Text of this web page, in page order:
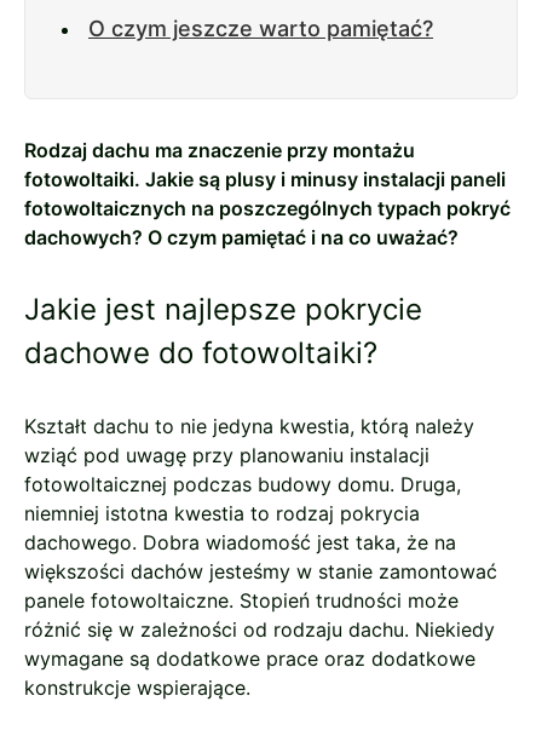
O czym jeszcze warto pamiętać?
Rodzaj dachu ma znaczenie przy montażu
fotowoltaiki. Jakie są plusy i minusy instalacji paneli
fotowoltaicznych na poszczególnych typach pokryć
dachowych? O czym pamiętać i na co uważać?
Jakie jest najlepsze pokrycie
dachowe do fotowoltaiki?
Kształt dachu to nie jedyna kwestia, którą należy
wziąć pod uwagę przy planowaniu instalacji
fotowoltaicznej podczas budowy domu. Druga,
niemniej istotna kwestia to rodzaj pokrycia
dachowego. Dobra wiadomość jest taka, że na
większości dachów jesteśmy w stanie zamontować
panele fotowoltaiczne. Stopień trudności może
różnić się w zależności od rodzaju dachu. Niekiedy
wymagane są dodatkowe prace oraz dodatkowe
konstrukcje wspierające.